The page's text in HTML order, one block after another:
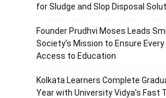
for Sludge and Slop Disposal
Founder Prudhvi Moses Leads
Society’s Mission to Ensure Every
Access to Education
Kolkata Learners Complete
Year with University Vidya’s Fast